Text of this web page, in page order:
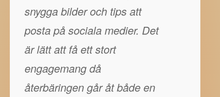
snygga bilder och tips att
posta på sociala medier. Det
är lätt att få ett stort
engagemang då
återbäringen går åt både en